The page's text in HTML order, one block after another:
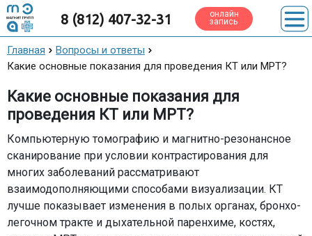
8 (812) 407-32-31 онлайн
запись
Главная
Вопросы и ответы
Какие основные показания для проведения КТ или МРТ?
Какие основные показания для
проведения КТ или МРТ?
Компьютерную томографию и магнитно-резонансное
сканирование при условии контрастирования для
многих заболеваний рассматривают
взаимодополняющими способами визуализации. КТ
лучше показывает изменения в полых органах, бронхо-
легочном тракте и дыхательной паренхиме, костях,